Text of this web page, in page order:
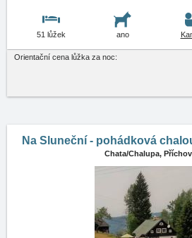
51 lůžek ano
Orientační cena lůžka za noc:
Na Sluneční - pohádková
Chata/Chalupa,